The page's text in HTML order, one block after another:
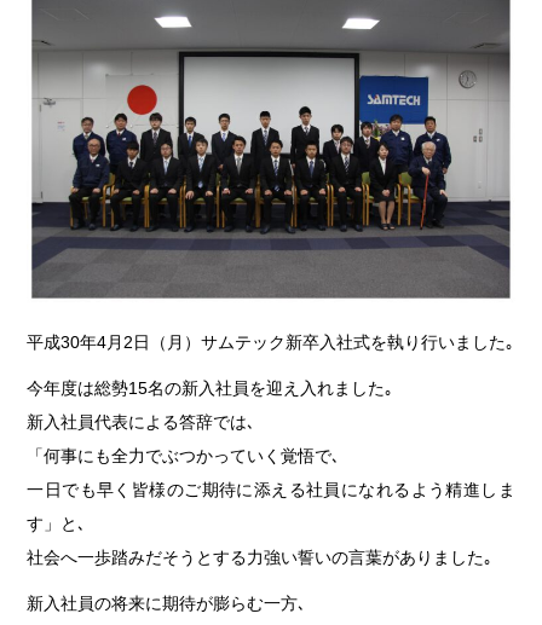
平成30年4月2日（月）サムテック新卒入社式を執り行いました｡
今年度は総勢15名の新入社員を迎え入れました｡
新入社員代表による答辞では､
「何事にも全力でぶつかっていく覚悟で､
一日でも早く皆様のご期待に添える社員になれるよう精進しま
す」と､
社会へ一歩踏みだそうとする力強い誓いの言葉がありました｡
新入社員の将来に期待が膨らむ一方､